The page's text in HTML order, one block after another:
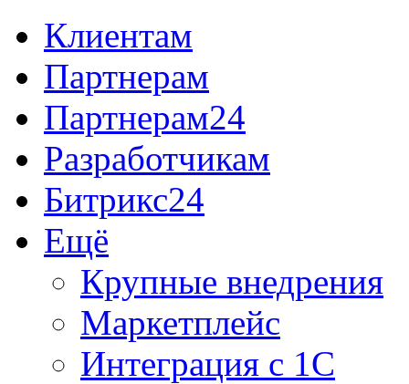
Клиентам
Партнерам
Партнерам24
Разработчикам
Битрикс24
Ещё
Крупные внедрения
Маркетплейс
Интеграция с 1С